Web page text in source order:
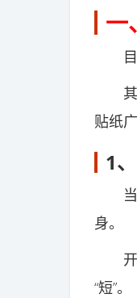
一
目
其
贴纸广
1
当你
身。
开
“短”。